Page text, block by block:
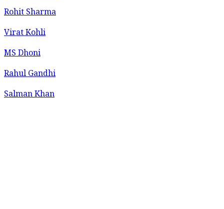
Rohit Sharma
Virat Kohli
MS Dhoni
Rahul Gandhi
Salman Khan